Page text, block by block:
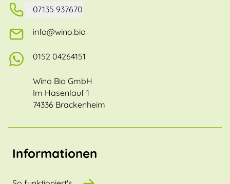
07135 937670
info@wino.bio
0152 04264151
Wino Bio GmbH
Im Hasenlauf 1
74336 Brackenheim
Informationen